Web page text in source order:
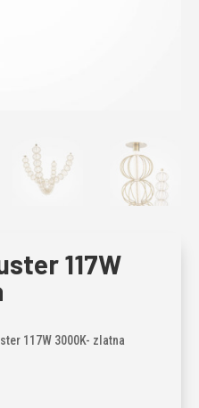
117W
117W 3000K- zlatna